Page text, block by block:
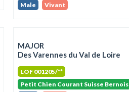
Male
Vivant
MAJOR
Des Varennes du Val de Loire
LOF 001205/**
Petit Chien Courant Suisse Bernois